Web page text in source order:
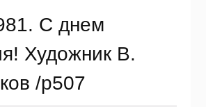
С днем
Художник В.
/р507